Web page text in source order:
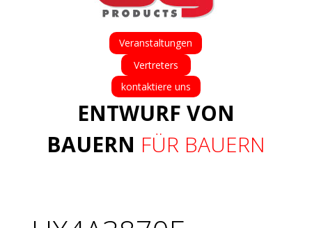
Veranstaltungen
Vertreters
kontaktiere uns
ENTWURF VON
BAUERN FÜR BAUERN